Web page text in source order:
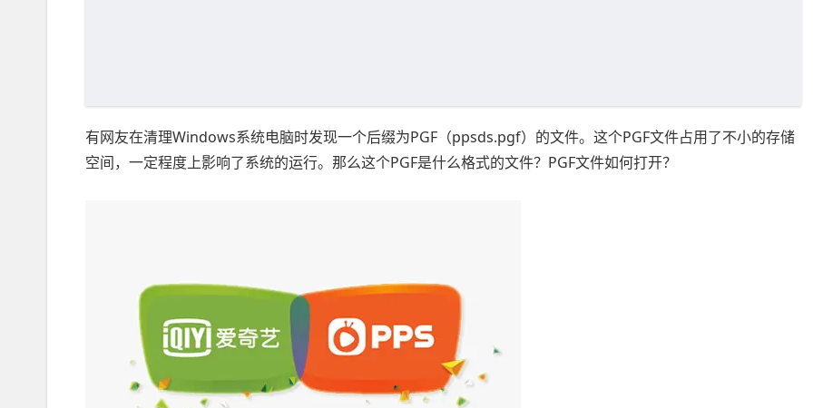
有网友在清理Windows系统电脑时发现一个后缀为PGF（ppsds.pgf）的文件。这个PGF文件占用了不小的存储
空间，一定程度上影响了系统的运行。那么这个PGF是什么格式的文件？PGF文件如何打开？